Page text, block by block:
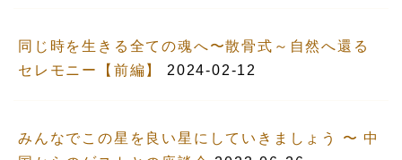
同じ時を生きる全ての魂へ〜散骨式～自然へ還る
セレモニー【前編】
2024-02-12
みんなでこの星を良い星にしていきましょう 〜 中